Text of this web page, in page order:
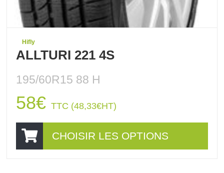
Hifly
ALLTURI 221 4S
195/60R15 88 H
58€ TTC (48,33€HT)
CHOISIR LES OPTIONS